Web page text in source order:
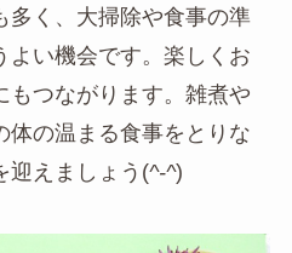
多く、大掃除や食事の準
よい機会です。楽しくお
もつながります。雑煮や
体の温まる食事をとりな
迎えましょう(^-^)